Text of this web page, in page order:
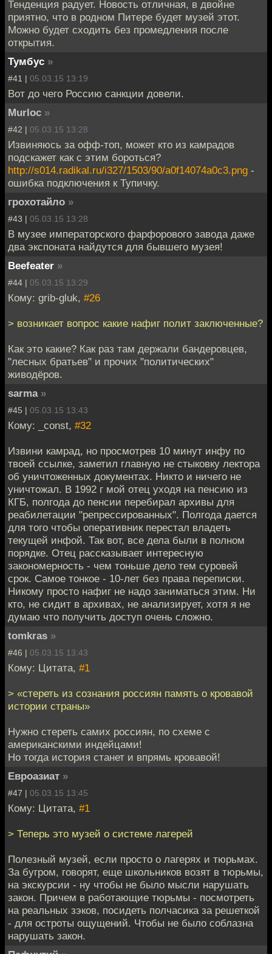
Тенденция радует. Новость отличная, в двойне
приятно, что в родном Питере будет музей этот.
Можно будет сходить без промедления после
открытия.
Тумбус »
#41 | 05.03.15 13:19
Вот до чего Россию санкции довели.
Murloc »
#42 | 05.03.15 13:28
Извиняюсь за офф-топ, может кто из камрадов
подскажет как с этим бороться?
http://s014.radikal.ru/i327/1503/90/a0f14074a0c3.png -
ошибка подключения к Тупичку.
грохотайло »
#43 | 05.03.15 13:28
В музее императорского фарфорового завода даже
два экспоната найдутся для бывшего музея!
Beefeater »
#44 | 05.03.15 13:29
Кому: grib-gluk, #26
> возникает вопрос какие нафиг полит заключенные?
Как это какие? Как раз там держали бандеровцев,
"лесных братьев" и прочих "политических"
живодёров.
sarma »
#45 | 05.03.15 13:43
Кому: _const, #32
Извини камрад, но просмотрев 10 минут инфу по
твоей ссылке, заметил главную не стыковку лектора
об уничтоженных документах. Никто и ничего не
уничтожал. В 1992 г мой отец уходя на пенсию из
КГБ, полгода до пенсии перебирал архивы для
реабилетации "репрессированных". Полгода дается
для того чтобы оперативник перестал владеть
текущей инфой. Так вот, все дела были в полном
порядке. Отец рассказывает интересную
закономерность - чем тоньше дело тем суровей
срок. Самое тонкое - 10-лет без права переписки.
Никому просто нафиг не надо заниматься этим. Ни
кто, не сидит в архивах, не анализирует, хотя я не
думаю что получить доступ очень сложно.
tomkras »
#46 | 05.03.15 13:43
Кому: Цитата, #1
> «стереть из сознания россиян память о кровавой
истории страны»
Нужно стереть самих россиян, по схеме с
американскими индейцами!
Но тогда история станет и впрямь кровавой!
Евроазиат »
#47 | 05.03.15 13:45
Кому: Цитата, #1
> Теперь это музей о системе лагерей
Полезный музей, если просто о лагерях и тюрьмах.
За бугром, говорят, еще школьников возят в тюрьмы,
на экскурсии - ну чтобы не было мысли нарушать
закон. Причем в работающие тюрьмы - посмотреть
на реальных зэков, посидеть полчасика за решеткой
- для остроты ощущений. Чтобы не было соблазна
нарушать закон.